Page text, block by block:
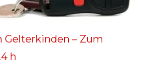
Gelterkinden – Zum
h